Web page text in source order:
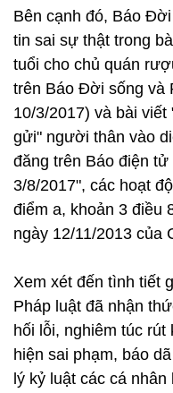
Bên cạnh đó, Báo
tin sai sự thật trong
tuổi cho chủ quán
trên Báo Đời sống và
10/3/2017) và bài
gửi" người thân vào
đăng trên Báo điện
3/8/2017", các hoạt
điểm a, khoản 3 điều
ngày 12/11/2013 của
Xem xét đến tình tiết
Pháp luật đã nhận
hối lỗi, nghiêm túc
hiện sai phạm, báo
lý kỷ luật các cá